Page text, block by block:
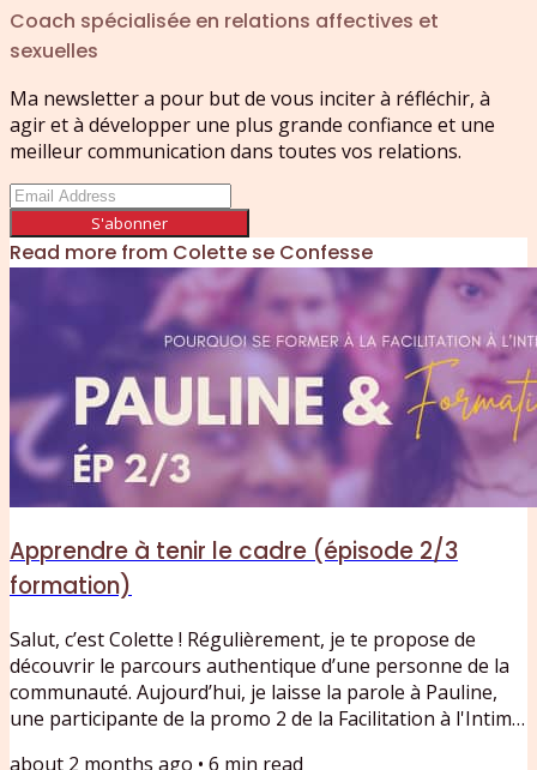
Coach spécialisée en relations affectives et
sexuelles
Ma newsletter a pour but de vous inciter à réfléchir, à
agir et à développer une plus grande confiance et une
meilleur communication dans toutes vos relations.
S'abonner
Read more from Colette se Confesse
Apprendre à tenir le cadre (épisode 2/3
formation)
Salut, c’est Colette ! Régulièrement, je te propose de
découvrir le parcours authentique d’une personne de la
communauté. Aujourd’hui, je laisse la parole à Pauline,
une participante de la promo 2 de la Facilitation à l'Intime.
about 2 months ago • 6 min read